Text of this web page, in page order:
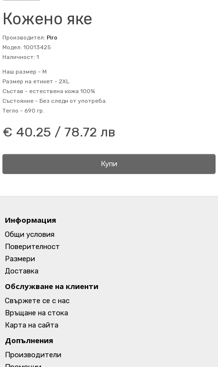
Кожено яке
Производител: Piro
Модел: 10013425
Наличност: 1
Наш размер - M
Размер на етикет - 2XL
Състав - естествена кожа 100%
Състояние - Без следи от употреба.
Тегло - 690 гр.
€ 40.25 / 78.72 лв
Купи
Информация
Общи условия
Поверителност
Размери
Доставка
Обслужване на клиенти
Свържете се с нас
Връщане на стока
Карта на сайта
Допълнения
Производители